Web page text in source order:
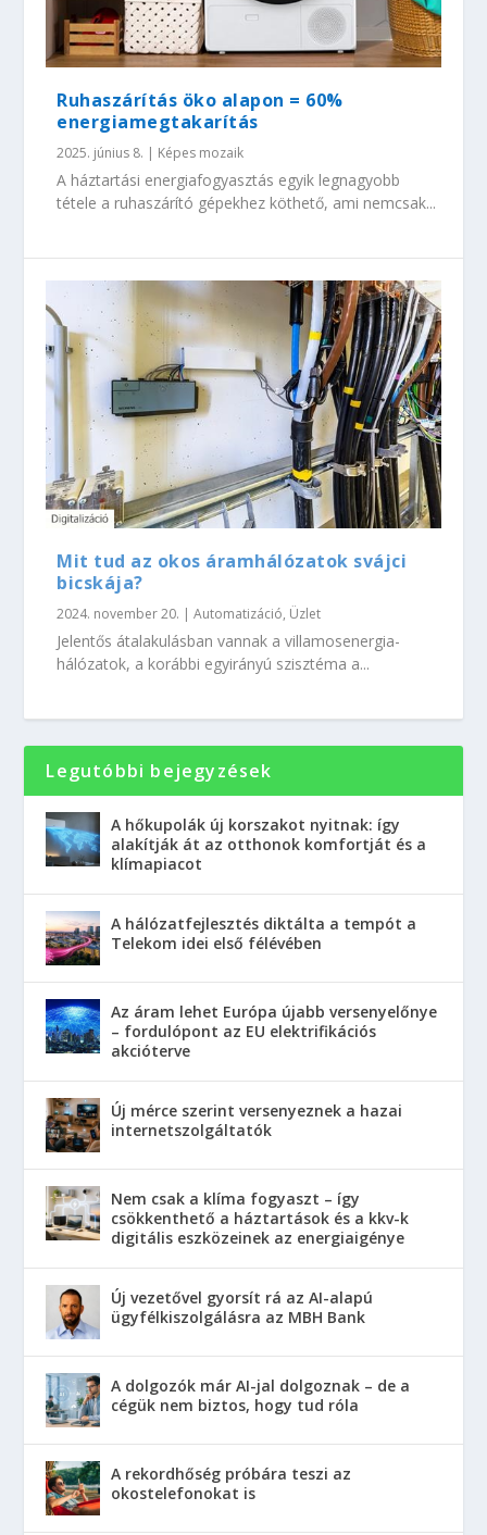
Ruhaszárítás öko alapon = 60%
energiamegtakarítás
2025. június 8. | Képes mozaik
A háztartási energiafogyasztás egyik legnagyobb
tétele a ruhaszárító gépekhez köthető, ami nemcsak...
Mit tud az okos áramhálózatok svájci
bicskája?
2024. november 20. |Automatizáció, Üzlet
Jelentős átalakulásban vannak a villamosenergia-
hálózatok, a korábbi egyirányú szisztéma a...
Legutóbbi bejegyzések
A hőkupolák új korszakot nyitnak: így
alakítják át az otthonok komfortját és a
klímapiacot
A hálózatfejlesztés diktálta a tempót a
Telekom idei első félévében
Az áram lehet Európa újabb versenyelőnye
– fordulópont az EU elektrifikációs
akcióterve
Új mérce szerint versenyeznek a hazai
internetszolgáltatók
Nem csak a klíma fogyaszt – így
csökkenthető a háztartások és a kkv-k
digitális eszközeinek az energiaigénye
Új vezetővel gyorsít rá az AI-alapú
ügyfélkiszolgálásra az MBH Bank
A dolgozók már AI-jal dolgoznak – de a
cégük nem biztos, hogy tud róla
A rekordhőség próbára teszi az
okostelefonokat is